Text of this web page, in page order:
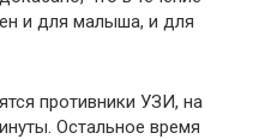
и для малыша, и для
противники УЗИ, на
Остальное время